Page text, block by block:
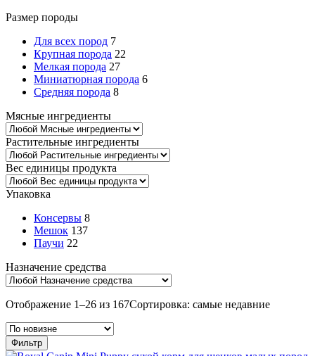
Размер породы
Для всех пород 7
Крупная порода 22
Мелкая порода 27
Миниатюрная порода 6
Средняя порода 8
Мясные ингредиенты
Растительные ингредиенты
Вес единицы продукта
Упаковка
Консервы 8
Мешок 137
Паучи 22
Назначение средства
Отображение 1–26 из 167Сортировка: самые недавние
Фильтр